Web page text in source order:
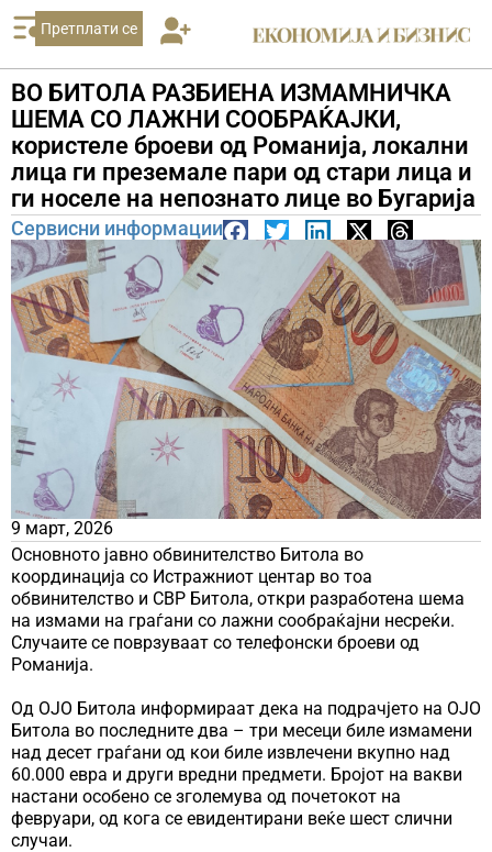
Претплати се
ВО БИТОЛА РАЗБИЕНА ИЗМАМНИЧКА
ШЕМА СО ЛАЖНИ СООБРАЌАЈКИ,
користеле броеви од Романија, локални
лица ги преземале пари од стари лица и
ги носеле на непознато лице во Бугарија
Сервисни информации
9 март, 2026
Основното јавно обвинителство Битола во
координација со Истражниот центар во тоа
обвинителство и СВР Битола, откри разработена шема
на измами на граѓани со лажни сообраќајни несреќи.
Случаите се поврзуваат со телефонски броеви од
Романија.
Од ОЈО Битола информираат дека на подрачјето на ОЈО
Битола во последните два – три месеци биле измамени
над десет граѓани од кои биле извлечени вкупно над
60.000 евра и други вредни предмети. Бројот на вакви
настани особено се зголемува од почетокот на
февруари, од кога се евидентирани веќе шест слични
случаи.